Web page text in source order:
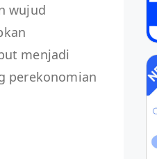
wujud
menjadi
perekonomian